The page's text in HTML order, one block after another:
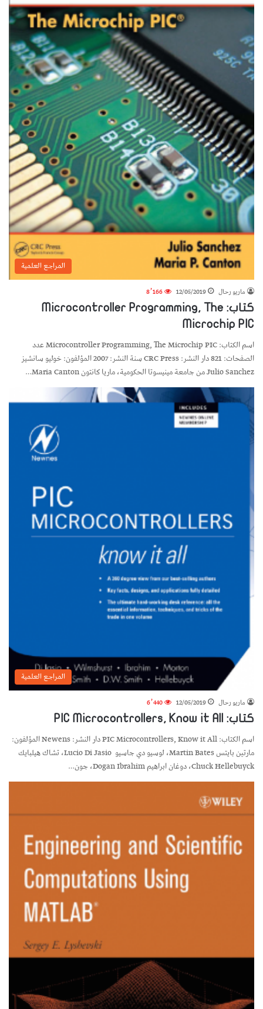
المراجع العلمية
ماريو رحال 12/05/2019
8٬166
كتاب: Microcontroller Programming, The
Microchip PIC
اسم الكتاب: Microcontroller Programming, The Microchip PIC عدد
الصفحات: 821 دار النشر: CRC Press سنة النشر: 2007 المؤلفون: خوليو سانشيز
Julio Sanchez من جامعة مينيسوتا الحكومية، ماريا كانتون Maria Canton…
المراجع العلمية
ماريو رحال 12/05/2019
6٬440
كتاب: PIC Microcontrollers, Know it All
اسم الكتاب: PIC Microcontrollers, Know it All دار النشر: Newens المؤلفون:
مارتين بايتس Martin Bates، لوسيو دي جاسيو Lucio Di Jasio، تشاك هيلبايك
Chuck Hellebuyck، دوغان ابراهيم Dogan Ibrahim، جون…